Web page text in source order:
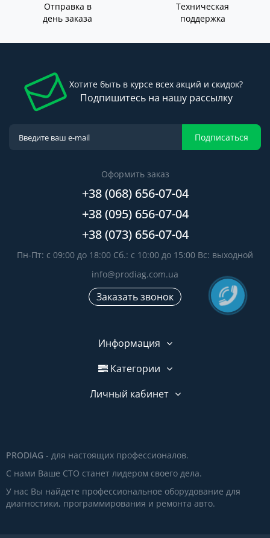
Отправка в
день заказа
Техническая
поддержка
Хотите быть в курсе всех акций и скидок?
Подпишитесь на нашу рассылку
Подписаться
Оформить заказ
+38 (068) 656-07-04
+38 (095) 656-07-04
+38 (073) 656-07-04
Пн-Пт: с 09:00 до 18:00 Сб.: с 10:00 до 15:00 Вс: выходной
info@prodiag.com.ua
Заказать звонок
Информация
Категории
Личный кабинет
PRODIAG - для настоящих профессионалов.
С нами Ваше СТО станет лидером своего дела.
У нас Вы найдете профессиональное оборудование для
диагностики, программирования и ремонта авто.